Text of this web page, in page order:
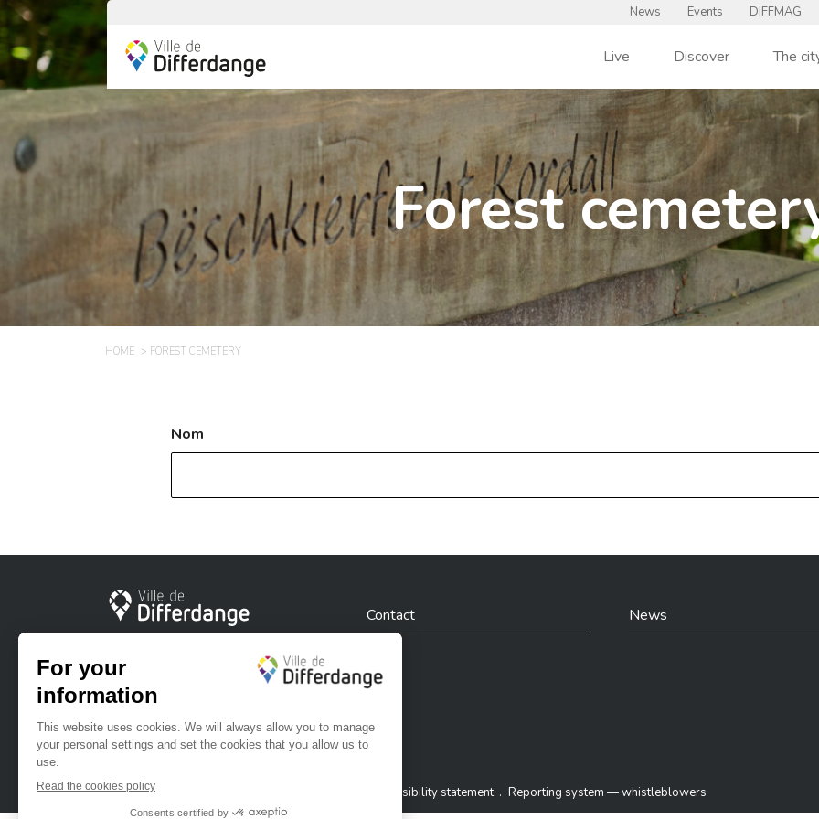
News Events DIFFMAG
Live Discover The
Forest
HOME FOREST CEMETERY
Nom
City of Differdange
Ville de Differdange sur Facebook
Ville de Differdange sur Instagram
Ville de Differdange sur YouTube
Ville de Differdange sur TikTok
Ville de Differdange sur Linkedin
Contact News
Privacy policy Accessibility statement Reporting system — whistleblowers